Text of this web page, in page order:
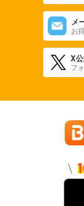
あ
週刊
880円
週刊
880円
あ
メ
お
X
フ